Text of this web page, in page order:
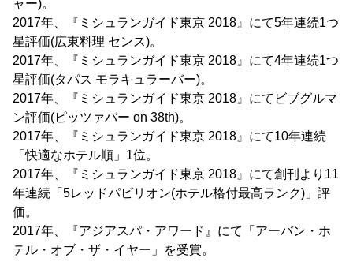
ャー)。
2017年、『ミシュランガイド東京 2018』にて5年連続1つ
星評価(広東料理 センス)。
2017年、『ミシュランガイド東京 2018』にて4年連続1つ
星評価(タパス モラキュラーバー)。
2017年、『ミシュランガイド東京 2018』にてビブグルマ
ン評価(ピッツァバー on 38th)。
2017年、『ミシュランガイド東京 2018』にて10年連続
「快適なホテル順」1位。
2017年、『ミシュランガイド東京 2018』にて創刊より11
年連続「5レッドパビリオン(ホテル格付最高ランク)」評
価。
2017年、『アジアスパ・アワード』にて「アーバン・ホ
テル・オブ・ザ・イヤー」を受賞。